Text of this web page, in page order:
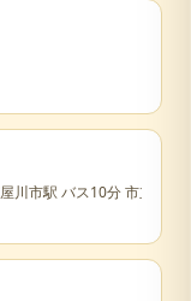
川市駅 バス10分 市立総合